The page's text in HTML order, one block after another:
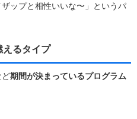
ップと相性いいな〜」というパ
るタイプ
ど期間が決まっているプログラム